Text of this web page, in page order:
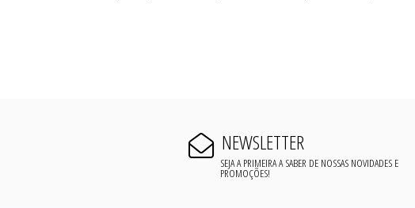
NEWSLETTER
SEJA A PRIMEIRA A SABER DE NOSSAS NOVIDADES E
PROMOÇÕES!